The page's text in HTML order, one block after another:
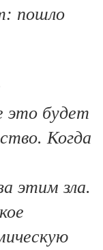
пошло
это будет
Когда
этим зла.